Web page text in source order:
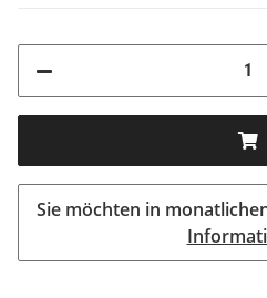
Sie möchten in